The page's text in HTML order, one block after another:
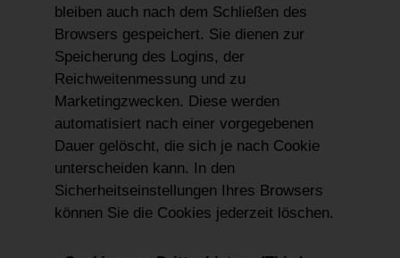
bleiben auch nach dem Schließen des
Browsers gespeichert. Sie dienen zur
Speicherung des Logins, der
Reichweitenmessung und zu
Marketingzwecken. Diese werden
automatisiert nach einer vorgegebenen
Dauer gelöscht, die sich je nach Cookie
unterscheiden kann. In den
Sicherheitseinstellungen Ihres Browsers
können Sie die Cookies jederzeit löschen.